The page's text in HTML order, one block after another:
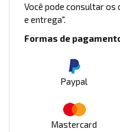
Você pode consultar os
e entrega".
Formas de
Paypal
Mastercard